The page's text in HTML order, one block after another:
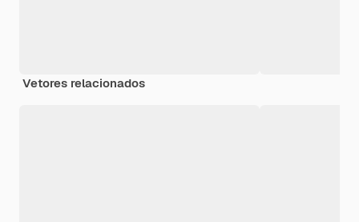
Vetores relacionados